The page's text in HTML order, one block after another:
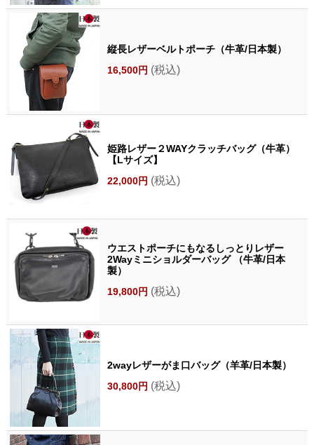
縦長レザーベルトポーチ（牛革/日本製）
16,500円 (税込)
姫路レザー２WAYクラッチバッグ（牛革）
【Lサイズ】
22,000円 (税込)
ウエストポーチにもなるしっとりレザー
2Wayミニショルダーバッグ （牛革/日本
製）
19,800円 (税込)
2wayレザーがま口バッグ（羊革/日本製）
30,800円 (税込)